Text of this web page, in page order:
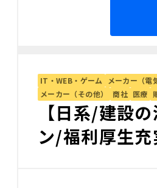
IT・WEB・ゲーム メーカー（電
メーカー（その他）
商社 医療
【日系/建設
ン/福利厚生充